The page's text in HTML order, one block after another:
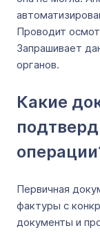
Проводит
Запрашивает
органов.
Какие
Первичная
фактуры с
документы и